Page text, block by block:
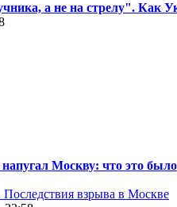
а не на стрелу". Как
Москву: что это было
Последствия взрыва в Москве